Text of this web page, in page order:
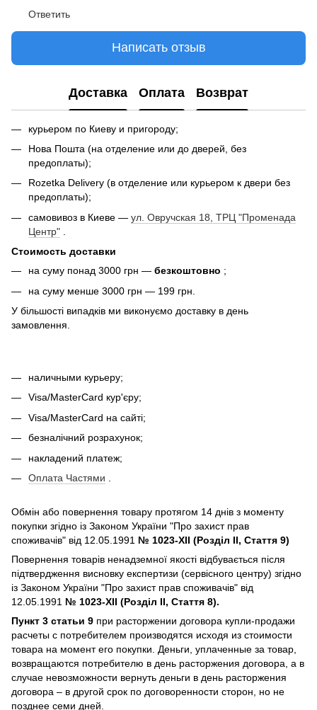
Ответить
Написать отзыв
Доставка Оплата Возврат
курьером по Киеву и пригороду;
Нова Пошта (на отделение или до дверей, без
предоплаты);
Rozetka Delivery (в отделение или курьером к двери без
предоплаты);
самовивоз в Киеве — ул. Овручская 18, ТРЦ "Променада
Центр"
Стоимость доставки
на суму понад 3000 грн — безкоштовно ;
на суму менше 3000 грн — 199 грн.
У більшості випадків ми виконуємо доставку в день
замовлення.
наличными курьеру;
Visa/MasterCard кур'єру;
Visa/MasterCard на сайті;
безналічний розрахунок;
накладений платеж;
Оплата Частями
Обмін або повернення товару протягом 14 днів з моменту
покупки згідно із Законом України "Про захист прав
споживачів" від 12.05.1991 № 1023-XII (Розділ II, Стаття 9)
Повернення товарів ненадземної якості відбувається після
підтвердження висновку експертизи (сервісного центру) згідно
із Законом України "Про захист прав споживачів" від
12.05.1991 № 1023-XII (Розділ II, Стаття 8).
Пункт 3 статьи 9 при расторжении договора купли-продажи
расчеты с потребителем производятся исходя из стоимости
товара на момент его покупки. Деньги, уплаченные за товар,
возвращаются потребителю в день расторжения договора, а в
случае невозможности вернуть деньги в день расторжения
договора – в другой срок по договоренности сторон, но не
позднее семи дней.